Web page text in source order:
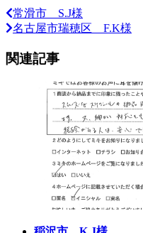
常滑市 S.J様
名古屋市瑞穂区 F.K様
関連記事